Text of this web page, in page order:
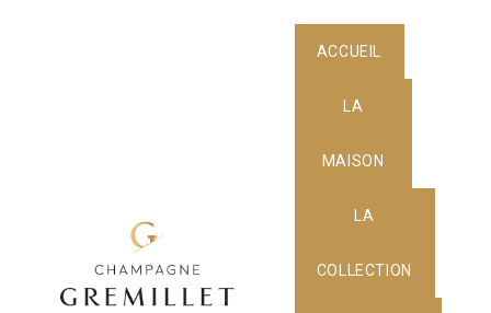
ACCUEIL
LA
MAISON
LA
COLLECTION